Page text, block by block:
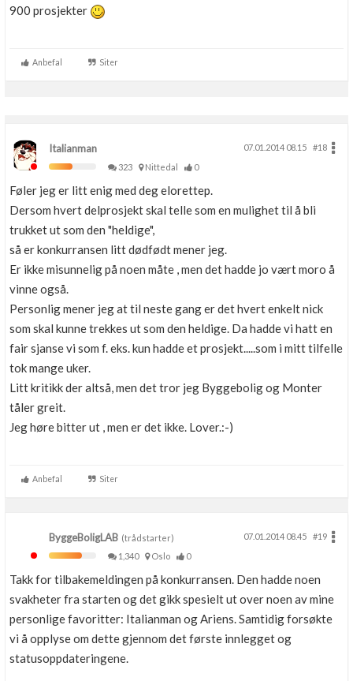
900 prosjekter
Anbefal Siter
Italianman 07.01.2014 08.15
#18
323
Nittedal 0
Føler jeg er litt enig med deg elorettep.
Dersom hvert delprosjekt skal telle som en mulighet til å bli
trukket ut som den "heldige",
så er konkurransen litt dødfødt mener jeg.
Er ikke misunnelig på noen måte , men det hadde jo vært moro å
vinne også.
Personlig mener jeg at til neste gang er det hvert enkelt nick
som skal kunne trekkes ut som den heldige. Da hadde vi hatt en
fair sjanse vi som f. eks. kun hadde et prosjekt.....som i mitt tilfelle
tok mange uker.
Litt kritikk der altså, men det tror jeg Byggebolig og Monter
tåler greit.
Jeg høre bitter ut , men er det ikke. Lover.:-)
Anbefal Siter
ByggeBoligLAB (trådstarter) 07.01.2014 08.45
#19
1,340
Oslo 0
Takk for tilbakemeldingen på konkurransen. Den hadde noen
svakheter fra starten og det gikk spesielt ut over noen av mine
personlige favoritter: Italianman og Ariens. Samtidig forsøkte
vi å opplyse om dette gjennom det første innlegget og
statusoppdateringene.